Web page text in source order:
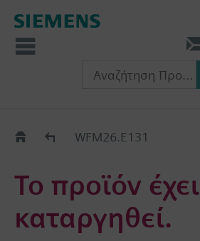
Old2NewWFM26.E131
Το προϊόν έχει
καταργηθεί.